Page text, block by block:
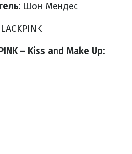
Шон Мендес
– Kiss and Make Up: